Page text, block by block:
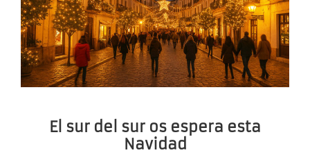
El sur del sur os espera esta
Navidad